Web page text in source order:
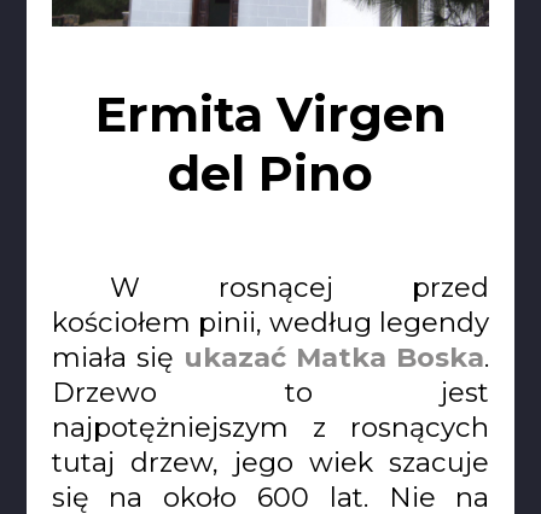
Ermita Virgen
del Pino
W rosnącej przed
kościołem pinii, według legendy
miała się ukazać Matka Boska.
Drzewo to jest
najpotężniejszym z rosnących
tutaj drzew, jego wiek szacuje
się na około 600 lat. Nie na